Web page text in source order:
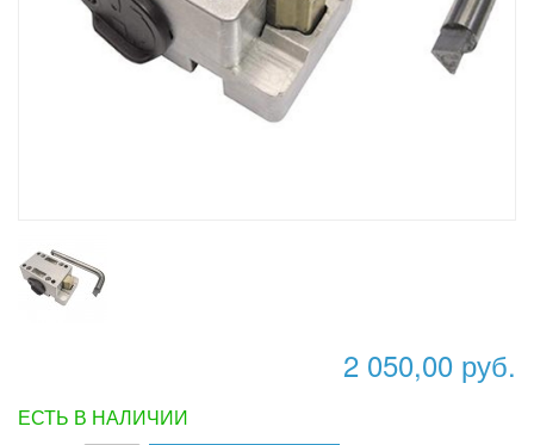
2 050,00 руб.
ЕСТЬ В НАЛИЧИИ